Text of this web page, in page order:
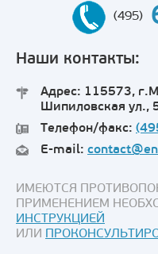
(495)
Наши контакты:
Адрес: 115573,
Шипиловская ул.,
Телефон/факс:
E-mail:
ИМЕЮТСЯ
ПРИМЕНЕНИЕМ
ИНСТРУКЦИЕЙ
ИЛИ